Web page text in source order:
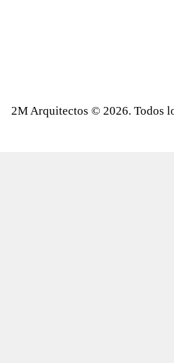
2M Arquitectos © 2026. Todos